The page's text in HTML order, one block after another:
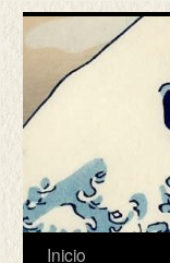
Inicio